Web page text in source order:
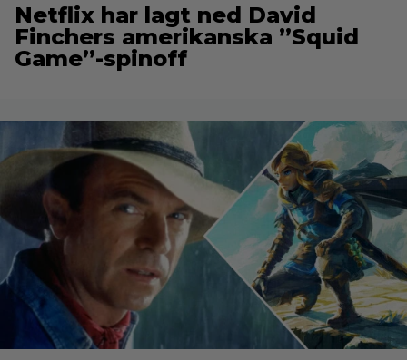
Netflix har lagt ned David
Finchers amerikanska ”Squid
Game”-spinoff